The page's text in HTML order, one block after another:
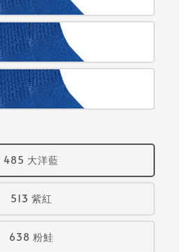
485 大洋藍
513 紫紅
638 粉鮭